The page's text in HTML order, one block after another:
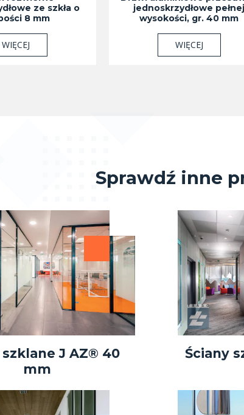
ze szkła o
8 mm
WIĘCEJ
jednoskrzydłowe pełnej
wysokości, gr. 40 mm
WIĘCEJ
Sprawdź inne
szklane J AZ® 40
mm
Ściany